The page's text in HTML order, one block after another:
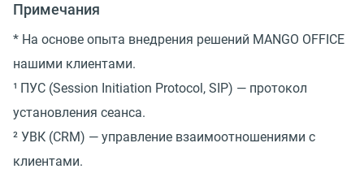
Примечания
* На основе опыта внедрения решений MANGO OFFICE
нашими клиентами.
¹ ПУС (Session Initiation Protocol, SIP) — протокол
установления сеанса.
² УВК (CRM) — управление взаимоотношениями с
клиентами.